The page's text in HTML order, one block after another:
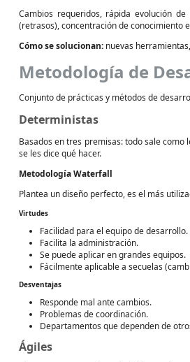
Cambios requeridos, rápida evolución
(retrasos), concentración de conocimiento
Cómo se solucionan: nuevas
Metodología de
Conjunto de prácticas y métodos de
Deterministas
Basados en tres premisas: todo sale
se les dice qué hacer.
Metodología Waterfall
Plantea un diseño perfecto, es el más
Virtudes
Facilidad para el equipo de desarrollo.
Facilita la administración.
Se puede aplicar en grandes equipos.
Fácilmente aplicable a secuelas
Desventajas
Responde mal ante cambios.
Problemas de coordinación.
Departamentos que dependen de
Ágiles